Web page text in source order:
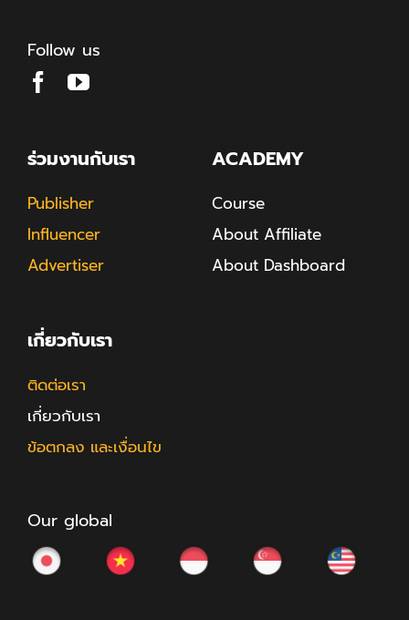
Follow us
ร่วมงานกับเรา
Publisher
Influencer
Advertiser
ACADEMY
Course
About Affiliate
About Dashboard
เกี่ยวกับเรา
ติดต่อเรา
เกี่ยวกับเรา
ข้อตกลง และเงื่อนไข
Our global